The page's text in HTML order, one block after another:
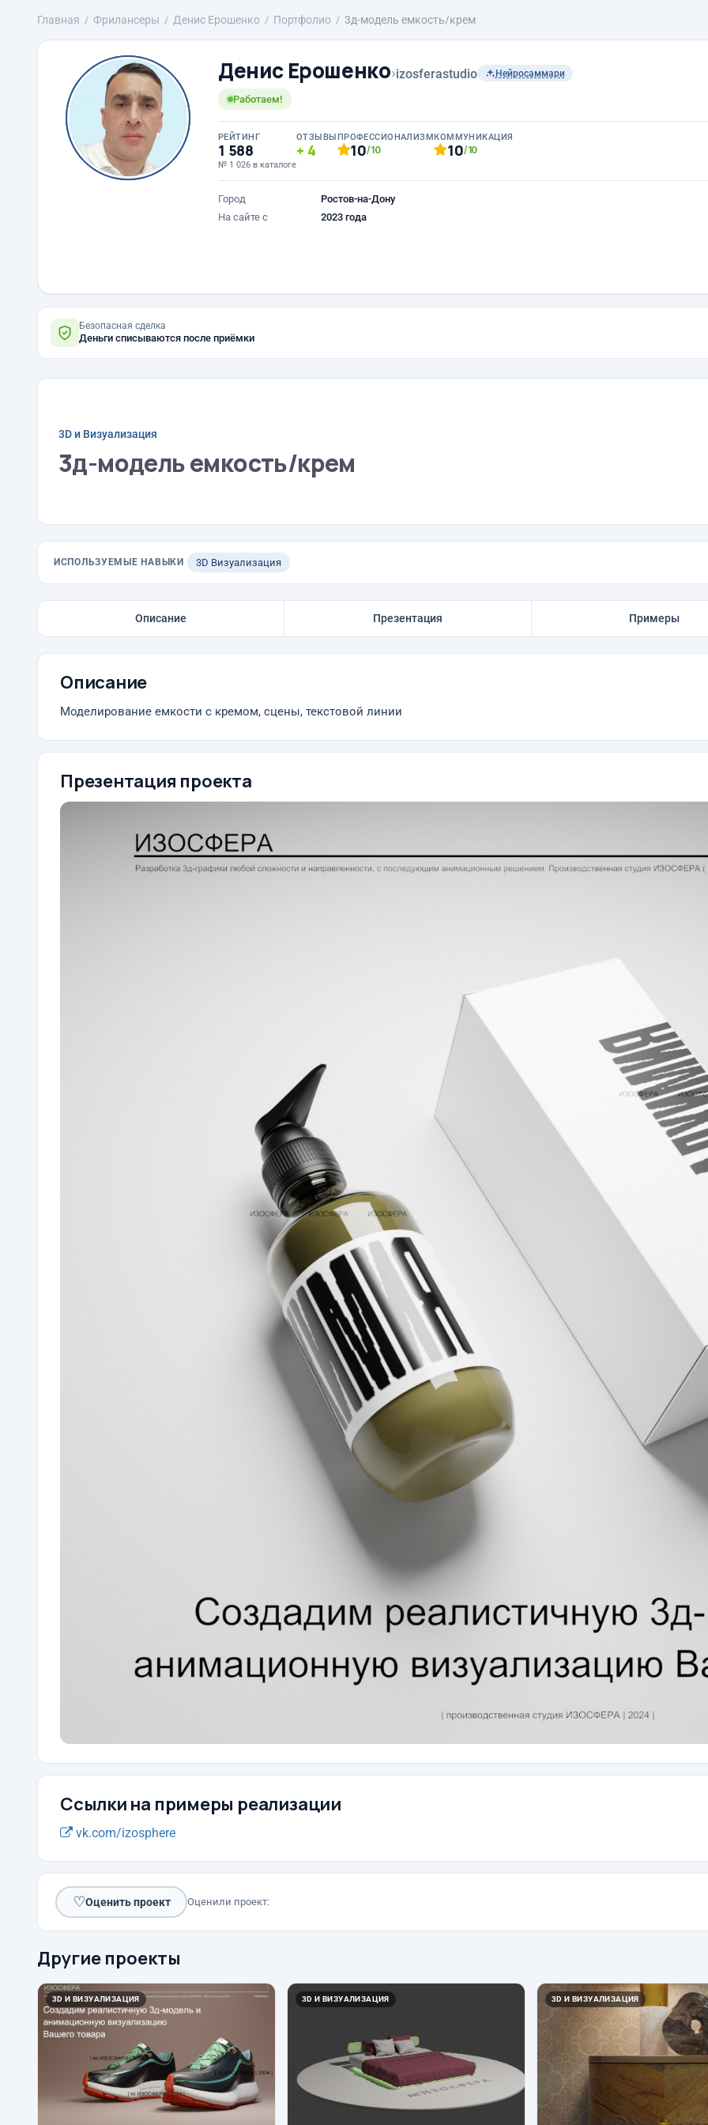
Главная Фрилансеры Денис Ерошенко Портфолио 3д-модель емкость/крем
Денис Ерошенко›izosferastudio Нейросаммари
Работаем!
РЕЙТИНГ
1 588
№ 1 026 в каталоге
ОТЗЫВЫ
4
ПРОФЕССИОНАЛИЗМ
10/10
КОММУНИКАЦИЯ
10/10
Город
Ростов-на-Дону
На сайте с
2023 года
Безопасная сделка
Деньги списываются после приёмки
3D и Визуализация
3д-модель емкость/крем
ИСПОЛЬЗУЕМЫЕ НАВЫКИ 3D Визуализация
Описание Презентация Примеры
Описание
Моделирование емкости с кремом, сцены, текстовой линии
Презентация проекта
Ссылки на примеры реализации
vk.com/izosphere
♡Оценить проект Оценили проект:
Другие проекты
3D И ВИЗУАЛИЗАЦИЯ 3D И ВИЗУАЛИЗАЦИЯ 3D И ВИЗУАЛИЗАЦИЯ